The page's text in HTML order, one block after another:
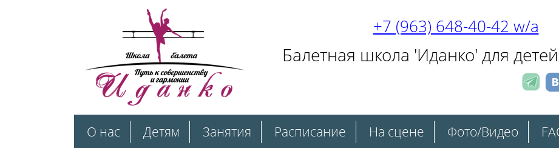
+7 (963) 648-40-42 w/a
Балетная школа 'Иданко' для
О нас Детям Занятия Расписание На сцене Фото/Видео